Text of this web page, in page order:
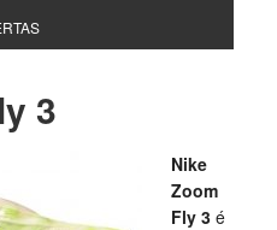
3
Nike
Zoom
Fly 3é